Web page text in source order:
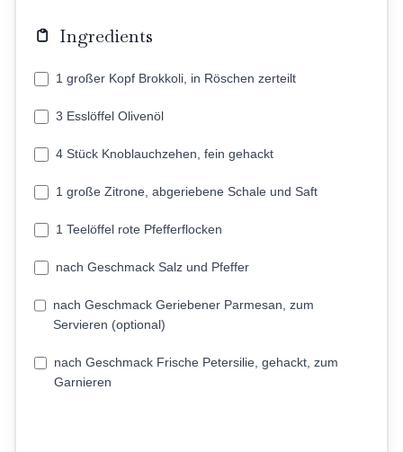
Ingredients
1 großer Kopf Brokkoli, in Röschen zerteilt
3 Esslöffel Olivenöl
4 Stück Knoblauchzehen, fein gehackt
1 große Zitrone, abgeriebene Schale und Saft
1 Teelöffel rote Pfefferflocken
nach Geschmack Salz und Pfeffer
nach Geschmack Geriebener Parmesan, zum
Servieren (optional)
nach Geschmack Frische Petersilie, gehackt, zum
Garnieren